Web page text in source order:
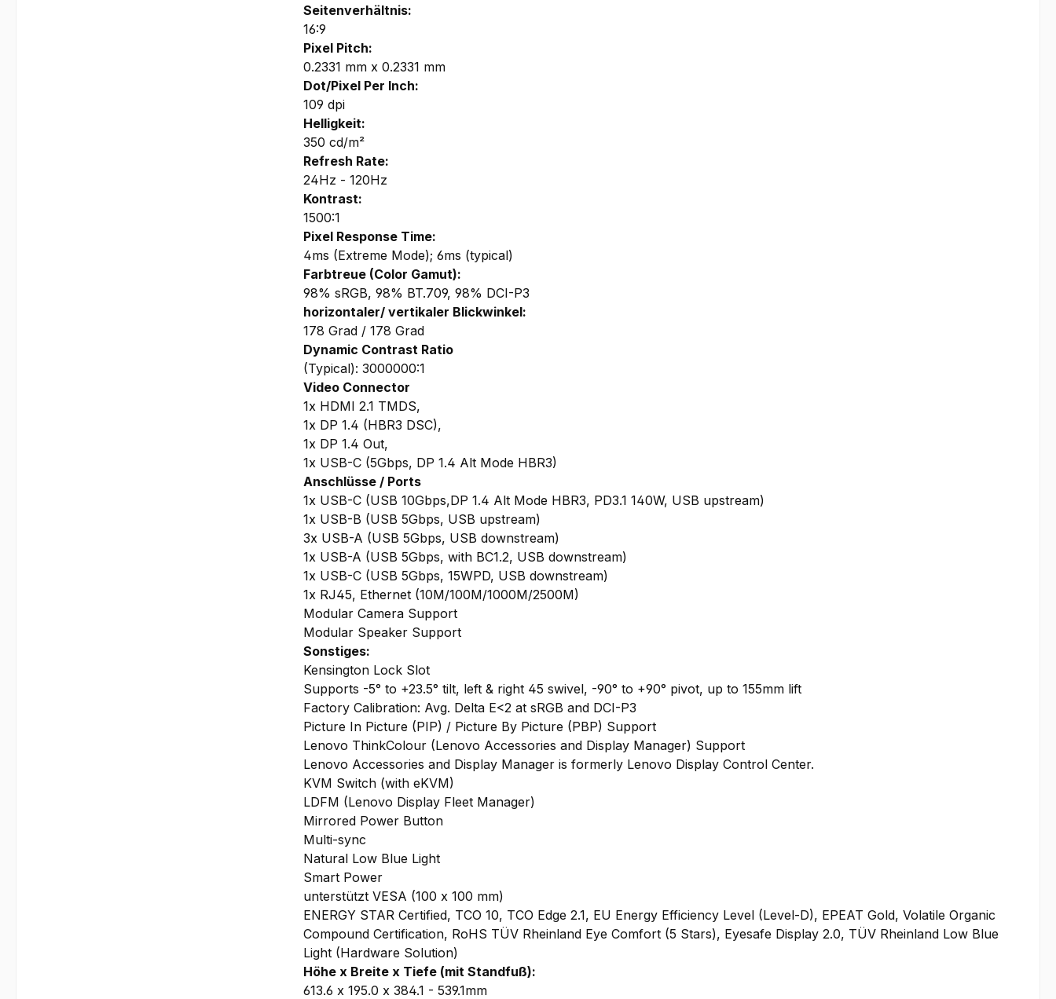
Seitenverhältnis:
16:9
Pixel Pitch:
0.2331 mm x 0.2331 mm
Dot/Pixel Per Inch:
109 dpi
Helligkeit:
350 cd/m²
Refresh Rate:
24Hz - 120Hz
Kontrast:
1500:1
Pixel Response Time:
4ms (Extreme Mode); 6ms (typical)
Farbtreue (Color Gamut):
98% sRGB, 98% BT.709, 98% DCI-P3
horizontaler/ vertikaler Blickwinkel:
178 Grad / 178 Grad
Dynamic Contrast Ratio
(Typical): 3000000:1
Video Connector
1x HDMI 2.1 TMDS,
1x DP 1.4 (HBR3 DSC),
1x DP 1.4 Out,
1x USB-C (5Gbps, DP 1.4 Alt Mode HBR3)
Anschlüsse / Ports
1x USB-C (USB 10Gbps,DP 1.4 Alt Mode HBR3, PD3.1 140W, USB upstream)
1x USB-B (USB 5Gbps, USB upstream)
3x USB-A (USB 5Gbps, USB downstream)
1x USB-A (USB 5Gbps, with BC1.2, USB downstream)
1x USB-C (USB 5Gbps, 15WPD, USB downstream)
1x RJ45, Ethernet (10M/100M/1000M/2500M)
Modular Camera Support
Modular Speaker Support
Sonstiges:
Kensington Lock Slot
Supports -5° to +23.5° tilt, left & right 45 swivel, -90° to +90° pivot, up to 155mm lift
Factory Calibration: Avg. Delta E<2 at sRGB and DCI-P3
Picture In Picture (PIP) / Picture By Picture (PBP) Support
Lenovo ThinkColour (Lenovo Accessories and Display Manager) Support
Lenovo Accessories and Display Manager is formerly Lenovo Display Control Center.
KVM Switch (with eKVM)
LDFM (Lenovo Display Fleet Manager)
Mirrored Power Button
Multi-sync
Natural Low Blue Light
Smart Power
unterstützt VESA (100 x 100 mm)
ENERGY STAR Certified, TCO 10, TCO Edge 2.1, EU Energy Efficiency Level (Level-D), EPEAT Gold, Volatile Organic
Compound Certification, RoHS TÜV Rheinland Eye Comfort (5 Stars), Eyesafe Display 2.0, TÜV Rheinland Low Blue
Light (Hardware Solution)
Höhe x Breite x Tiefe (mit Standfuß):
613.6 x 195.0 x 384.1 - 539.1mm